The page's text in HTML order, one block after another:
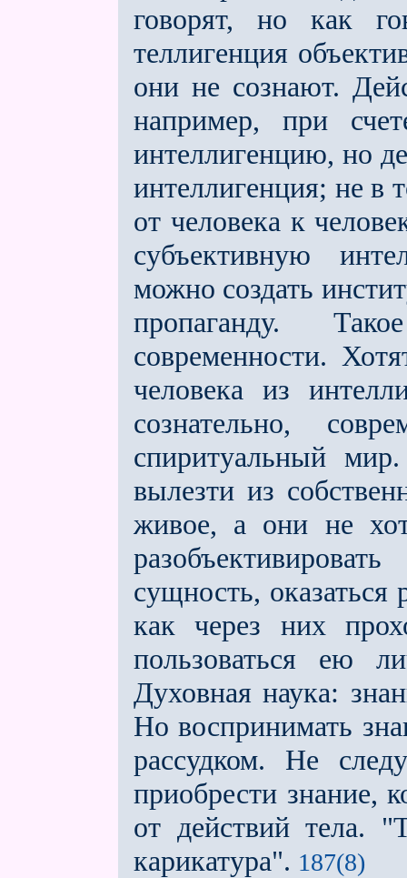
говорят, но как
теллигенция
они не сознают.
например, при
интеллигенцию, но
интеллигенция; не в
от человека к
субъективную
можно создать
пропаганду.
современности.
человека из
сознательно,
спиритуальный
вылезти из
живое, а они не
сущность,
как через них
пользо­ваться ею
Духовная наука:
Но воспринимать
рассудком. Не
приобрести знание,
от действий тела.
карикатура". 187(8)